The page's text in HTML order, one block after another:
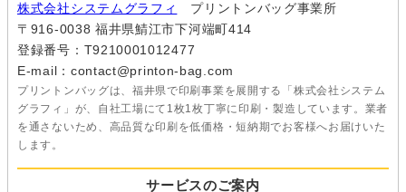
株式会社システムグラフィ
プリントンバッグ事業所
〒916-0038 福井県鯖江市下河端町414
登録番号：T9210001012477
E-mail：contact@printon-bag.com
プリントンバッグは、福井県で印刷事業を展開する「株式会社システム
グラフィ」が、自社工場にて1枚1枚丁寧に印刷・製造しています。業者
を通さないため、高品質な印刷を低価格・短納期でお客様へお届けいた
します。
サービスのご案内